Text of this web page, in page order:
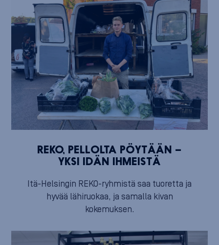
REKO, PELLOLTA PÖYTÄÄN –
YKSI IDÄN IHMEISTÄ
Itä-Helsingin REKO-ryhmistä saa tuoretta ja
hyvää lähiruokaa, ja samalla kivan
kokemuksen.